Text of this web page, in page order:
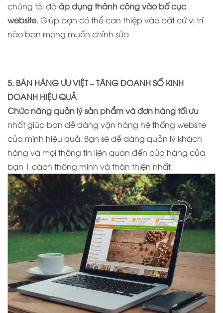
chúng tôi đã áp dụng thành công vào bố cục
website. Giúp bạn có thể can thiệp vào bất cứ vị trí
nào bạn mong muốn chỉnh sửa
5. BÁN HÀNG ƯU VIỆT – TĂNG DOANH SỐ KINH
DOANH HIỆU QUẢ
Chức năng quản lý sản phẩm và đơn hàng tối ưu
nhất giúp bạn dễ dàng vận hàng hệ thống website
của mình hiệu quả. Bạn sẽ dễ dàng quản lý khách
hàng và mọi thông tin liên quan đến cửa hàng của
bạn 1 cách thông minh và thân thiện nhất.